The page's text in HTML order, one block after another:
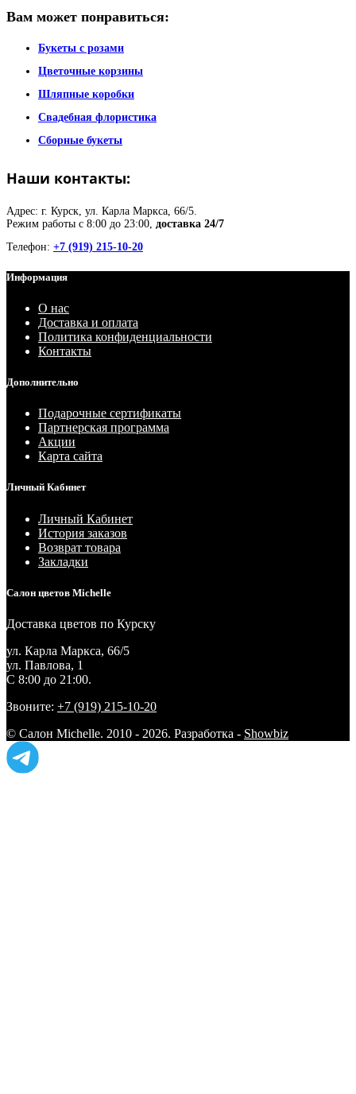
Вам может понравиться:
Букеты с розами
Цветочные корзины
Шляпные коробки
Свадебная флористика
Сборные букеты
Наши контакты:
Адрес: г. Курск, ул. Карла Маркса, 66/5.
Режим работы с 8:00 до 23:00, доставка 24/7
Телефон: +7 (919) 215-10-20
Информация
О нас
Доставка и оплата
Политика конфиденциальности
Контакты
Дополнительно
Подарочные сертификаты
Партнерская программа
Акции
Карта сайта
Личный Кабинет
Личный Кабинет
История заказов
Возврат товара
Закладки
Салон цветов Michelle
Доставка цветов по Курску
ул. Карла Маркса, 66/5
ул. Павлова, 1
С 8:00 до 21:00.
Звоните: +7 (919) 215-10-20
© Салон Michelle. 2010 - 2026. Разработка - Showbiz